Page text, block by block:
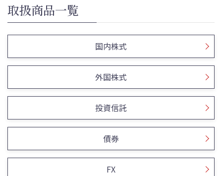
取扱商品一覧
国内株式
外国株式
投資信託
債券
FX